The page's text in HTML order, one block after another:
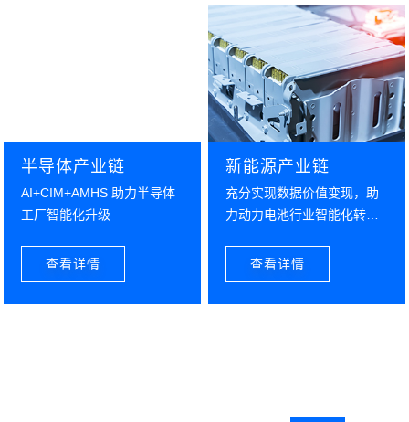
半导体产业链
AI+CIM+AMHS 助力半导体
工厂智能化升级
查看详情
新能源产业链
充分实现数据价值变现，助
力动力电池行业智能化转型
查看详情